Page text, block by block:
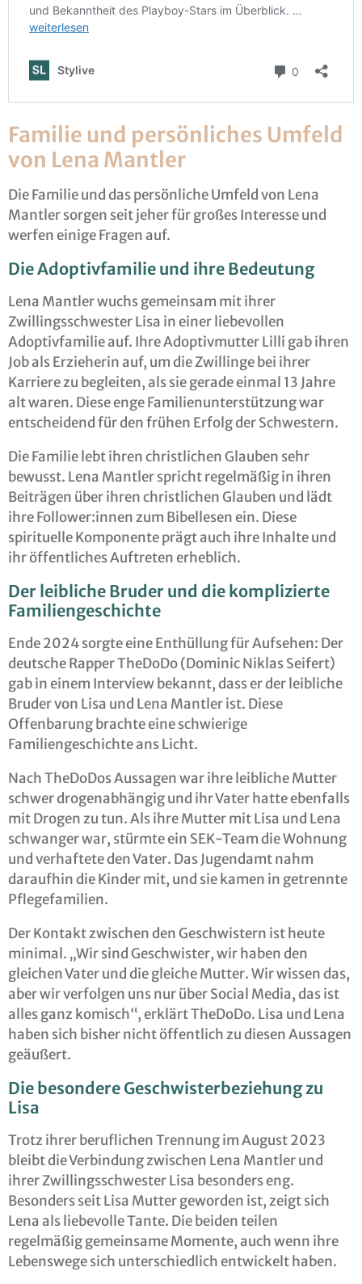
Familie und persönliches Umfeld
von Lena Mantler
Die Familie und das persönliche Umfeld von Lena
Mantler sorgen seit jeher für großes Interesse und
werfen einige Fragen auf.
Die Adoptivfamilie und ihre Bedeutung
Lena Mantler wuchs gemeinsam mit ihrer
Zwillingsschwester Lisa in einer liebevollen
Adoptivfamilie auf. Ihre Adoptivmutter Lilli gab ihren
Job als Erzieherin auf, um die Zwillinge bei ihrer
Karriere zu begleiten, als sie gerade einmal 13 Jahre
alt waren. Diese enge Familienunterstützung war
entscheidend für den frühen Erfolg der Schwestern.
Die Familie lebt ihren christlichen Glauben sehr
bewusst. Lena Mantler spricht regelmäßig in ihren
Beiträgen über ihren christlichen Glauben und lädt
ihre Follower:innen zum Bibellesen ein. Diese
spirituelle Komponente prägt auch ihre Inhalte und
ihr öffentliches Auftreten erheblich.
Der leibliche Bruder und die komplizierte
Familiengeschichte
Ende 2024 sorgte eine Enthüllung für Aufsehen: Der
deutsche Rapper TheDoDo (Dominic Niklas Seifert)
gab in einem Interview bekannt, dass er der leibliche
Bruder von Lisa und Lena Mantler ist. Diese
Offenbarung brachte eine schwierige
Familiengeschichte ans Licht.
Nach TheDoDos Aussagen war ihre leibliche Mutter
schwer drogenabhängig und ihr Vater hatte ebenfalls
mit Drogen zu tun. Als ihre Mutter mit Lisa und Lena
schwanger war, stürmte ein SEK-Team die Wohnung
und verhaftete den Vater. Das Jugendamt nahm
daraufhin die Kinder mit, und sie kamen in getrennte
Pflegefamilien.
Der Kontakt zwischen den Geschwistern ist heute
minimal. „Wir sind Geschwister, wir haben den
gleichen Vater und die gleiche Mutter. Wir wissen das,
aber wir verfolgen uns nur über Social Media, das ist
alles ganz komisch“, erklärt TheDoDo. Lisa und Lena
haben sich bisher nicht öffentlich zu diesen Aussagen
geäußert.
Die besondere Geschwisterbeziehung zu
Lisa
Trotz ihrer beruflichen Trennung im August 2023
bleibt die Verbindung zwischen Lena Mantler und
ihrer Zwillingsschwester Lisa besonders eng.
Besonders seit Lisa Mutter geworden ist, zeigt sich
Lena als liebevolle Tante. Die beiden teilen
regelmäßig gemeinsame Momente, auch wenn ihre
Lebenswege sich unterschiedlich entwickelt haben.